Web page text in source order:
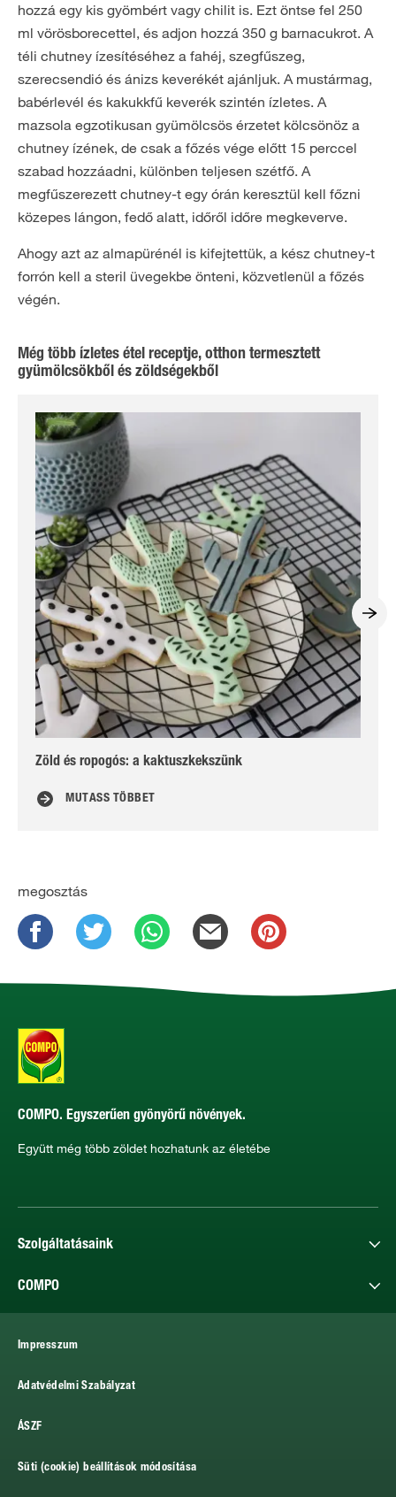
hozzá egy kis gyömbért vagy chilit is. Ezt öntse fel 250
ml vörösborecettel, és adjon hozzá 350 g barnacukrot. A
téli chutney ízesítéséhez a fahéj, szegfűszeg,
szerecsendió és ánizs keverékét ajánljuk. A mustármag,
babérlevél és kakukkfű keverék szintén ízletes. A
mazsola egzotikusan gyümölcsös érzetet kölcsönöz a
chutney ízének, de csak a főzés vége előtt 15 perccel
szabad hozzáadni, különben teljesen szétfő. A
megfűszerezett chutney-t egy órán keresztül kell főzni
közepes lángon, fedő alatt, időről időre megkeverve.
Ahogy azt az almapürénél is kifejtettük, a kész chutney-t
forrón kell a steril üvegekbe önteni, közvetlenül a főzés
végén.
Még több ízletes étel receptje, otthon termesztett
gyümölcsökből és zöldségekből
Zöld és ropogós: a kaktuszkekszünk
MUTASS TÖBBET
megosztás
COMPO. Egyszerűen gyönyörű növények.
Együtt még több zöldet hozhatunk az életébe
Szolgáltatásaink
COMPO
Impresszum
Adatvédelmi Szabályzat
ÁSZF
Süti (cookie) beállítások módosítása